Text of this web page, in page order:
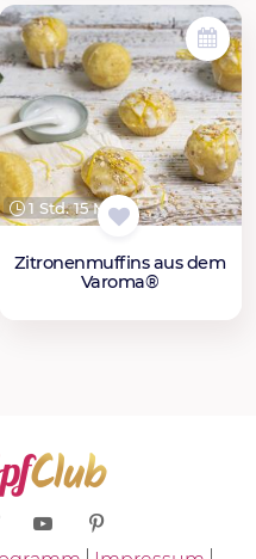
1 Std. 15 Min.
Zitronenmuffins aus dem
Varoma®